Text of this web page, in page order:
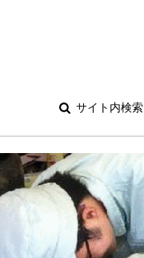
サイト内検索